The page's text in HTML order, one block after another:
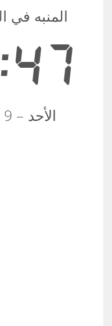
المنبه في
الأحد – 9 أغسطس 2026